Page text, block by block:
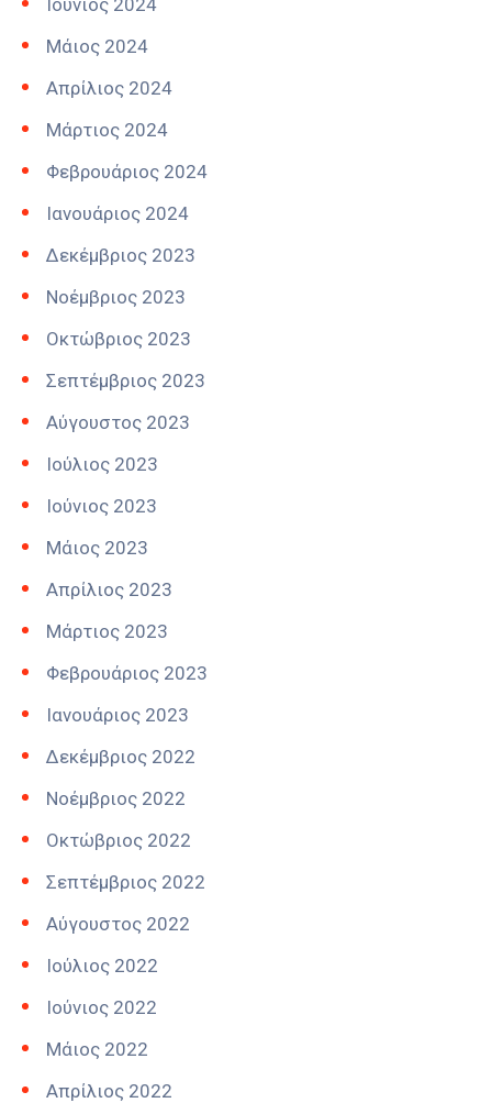
Ιούνιος 2024
Μάιος 2024
Απρίλιος 2024
Μάρτιος 2024
Φεβρουάριος 2024
Ιανουάριος 2024
Δεκέμβριος 2023
Νοέμβριος 2023
Οκτώβριος 2023
Σεπτέμβριος 2023
Αύγουστος 2023
Ιούλιος 2023
Ιούνιος 2023
Μάιος 2023
Απρίλιος 2023
Μάρτιος 2023
Φεβρουάριος 2023
Ιανουάριος 2023
Δεκέμβριος 2022
Νοέμβριος 2022
Οκτώβριος 2022
Σεπτέμβριος 2022
Αύγουστος 2022
Ιούλιος 2022
Ιούνιος 2022
Μάιος 2022
Απρίλιος 2022